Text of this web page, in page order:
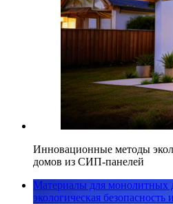
Инновационные методы
домов из СИП-панелей
Материалы для монолитных
экологическая